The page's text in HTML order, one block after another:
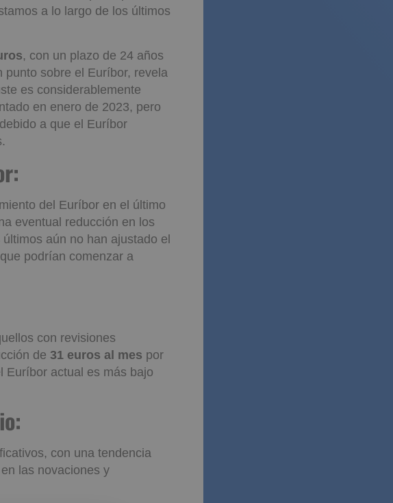
una variación menor en
pero que aún
, con un plazo de 24 años
sobre el Euríbor, revela
es considerablemente
en enero de 2023, pero
del Euríbor en el último
eventual reducción en los
aún no han ajustado el
con revisiones
de
con una tendencia